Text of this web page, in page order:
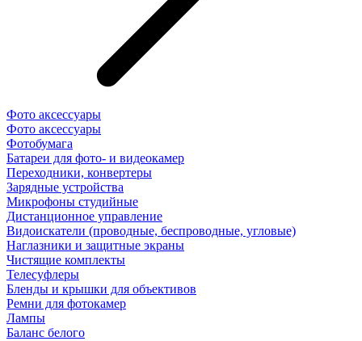
Фото аксессуары
Фото аксессуары
Фотобумага
Батареи для фото- и видеокамер
Переходники, конвертеры
Зарядные устройства
Микрофоны студийные
Дистанционное управление
Видоискатели (проводные, беспроводные, угловые)
Наглазники и защитные экраны
Чистящие комплекты
Телесуфлеры
Бленды и крышки для объективов
Ремни для фотокамер
Лампы
Баланс белого